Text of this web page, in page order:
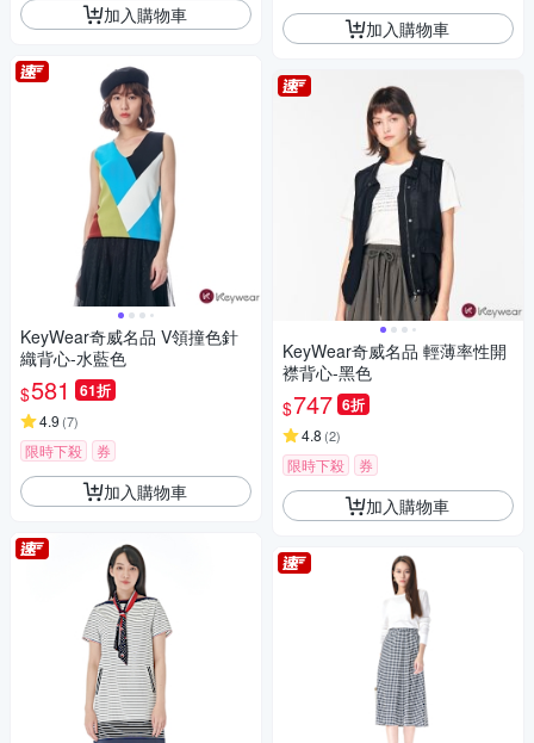
加入購物車
KeyWear奇威名品 V領撞色針
織背心-水藍色
$581 61折
4.9 (7)
限時下殺 券
加入購物車
加入購物車
KeyWear奇威名品 輕薄率性開
襟背心-黑色
$747 6折
4.8 (2)
限時下殺 券
加入購物車